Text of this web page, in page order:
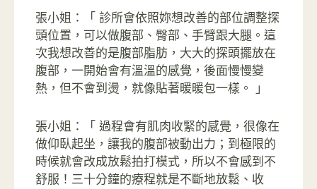
張小姐：「 診所會依照妳想改善的部位調整探
頭位置，可以做腹部、臀部、手臂跟大腿。這
次我想改善的是腹部脂肪，大大的探頭擺放在
腹部，一開始會有溫溫的感覺，後面慢慢變
熱，但不會到燙，就像貼著暖暖包一樣。 」
張小姐：「 過程會有肌肉收緊的感覺，很像在
做仰臥起坐，讓我的腹部被動出力；到極限的
時候就會改成放鬆拍打模式，所以不會感到不
舒服！三十分鐘的療程就是不斷地放鬆、收